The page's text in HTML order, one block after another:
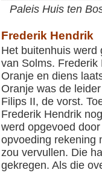
Paleis Huis ten
Frederik Hendrik
Het buitenhuis werd
van Solms.
Oranje en diens
Oranje was de
Filips II, de vorst.
Frederik Hendrik
werd opgevoed
opvoeding rekening
zou vervullen. Die
gekregen. Als die